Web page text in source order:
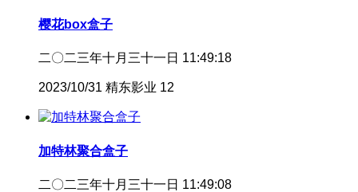
樱花box盒子
二〇二三年十月三十一日 11:49:18
2023/10/31 精东影业 12
加特林聚合盒子
二〇二三年十月三十一日 11:49:08